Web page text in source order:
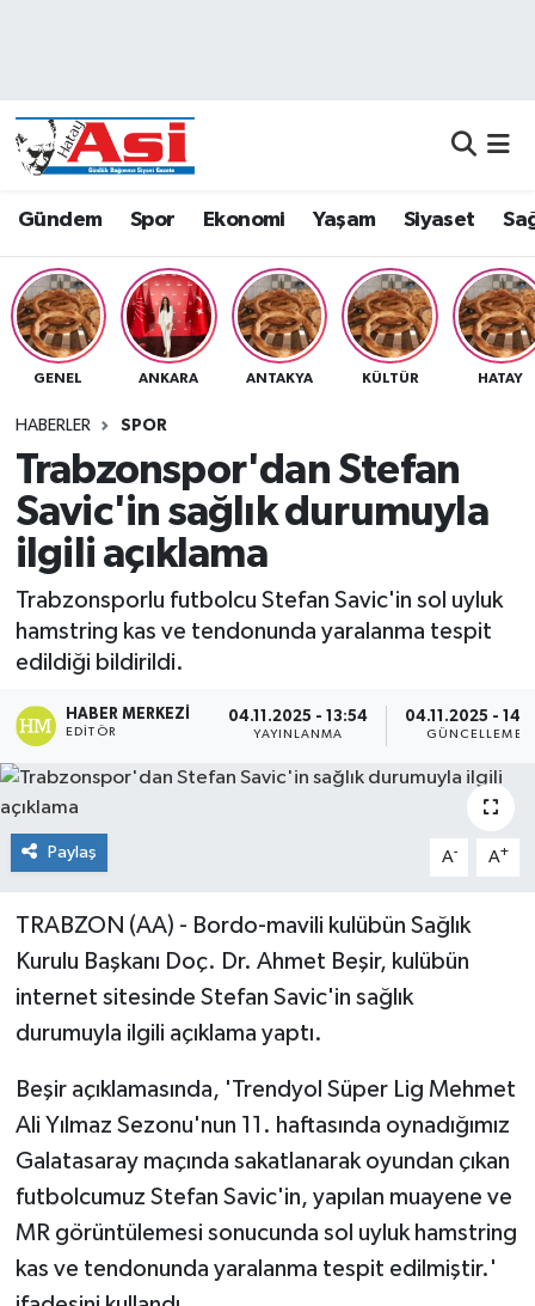
Gündem Spor Ekonomi Yaşam Siyaset
GENEL ANKARA ANTAKYA KÜLTÜR HATAY
HABERLER SPOR
Trabzonspor'dan Stefan
Savic'in sağlık durumuyla
ilgili açıklama
Trabzonsporlu futbolcu Stefan Savic'in sol uyluk
hamstring kas ve tendonunda yaralanma tespit
edildiği bildirildi.
HABER MERKEZI
EDITÖR
04.11.2025 - 13:54
YAYINLANMA
04.11.2025 -
GÜNCELLEME
Paylaş A- A+
TRABZON (AA) - Bordo-mavili kulübün Sağlık
Kurulu Başkanı Doç. Dr. Ahmet Beşir, kulübün
internet sitesinde Stefan Savic'in sağlık
durumuyla ilgili açıklama yaptı.
Beşir açıklamasında, 'Trendyol Süper Lig Mehmet
Ali Yılmaz Sezonu'nun 11. haftasında oynadığımız
Galatasaray maçında sakatlanarak oyundan çıkan
futbolcumuz Stefan Savic'in, yapılan muayene ve
MR görüntülemesi sonucunda sol uyluk hamstring
kas ve tendonunda yaralanma tespit edilmiştir.'
Dünya
Eğitim
Ekonomi
Gündem
Sağlık
Siyaset
Teknoloji
Hava Durumu
Namaz Vakitleri
Trafik Durumu
Süper Lig Puan Durumu ve Fikstür
Son Dakika Haberleri
Haber Arşivi